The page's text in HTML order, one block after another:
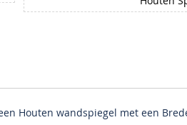
Houten wandspiegel met een